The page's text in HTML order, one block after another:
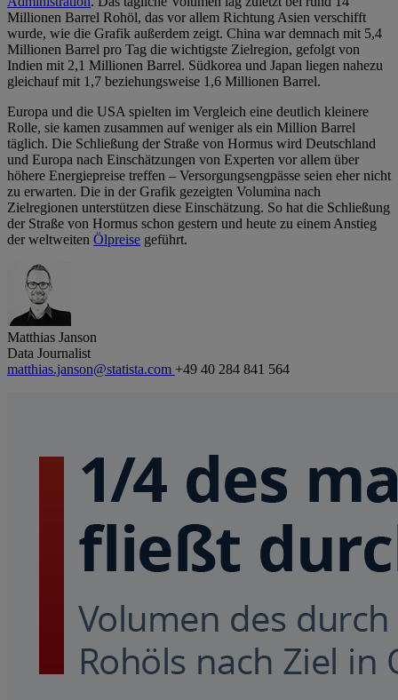
Millionen Barrel Rohöl, das vor allem Richtung Asien verschifft
wurde, wie die Grafik außerdem zeigt. China war demnach mit 5,4
Millionen Barrel pro Tag die wichtigste Zielregion, gefolgt von
Indien mit 2,1 Millionen Barrel. Südkorea und Japan liegen nahezu
gleichauf mit 1,7 beziehungsweise 1,6 Millionen Barrel.
Europa und die USA spielten im Vergleich eine deutlich kleinere
Rolle, sie kamen zusammen auf weniger als ein Million Barrel
täglich.​ Die Schließung der Straße von Hormus wird Deutschland
und Europa nach Einschätzungen von Experten vor allem über
höhere Energiepreise treffen – Versorgungsengpässe seien eher nicht
zu erwarten. Die in der Grafik gezeigten Volumina nach
Zielregionen unterstützen diese Einschätzung. So hat die Schließung
der Straße von Hormus schon gestern und heute zu einem Anstieg
der weltweiten Ölpreise geführt.
Matthias Janson
Data Journalist
matthias.janson@statista.com +49 40 284 841 564